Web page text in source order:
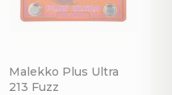
Malekko Plus Ultra
213 Fuzz